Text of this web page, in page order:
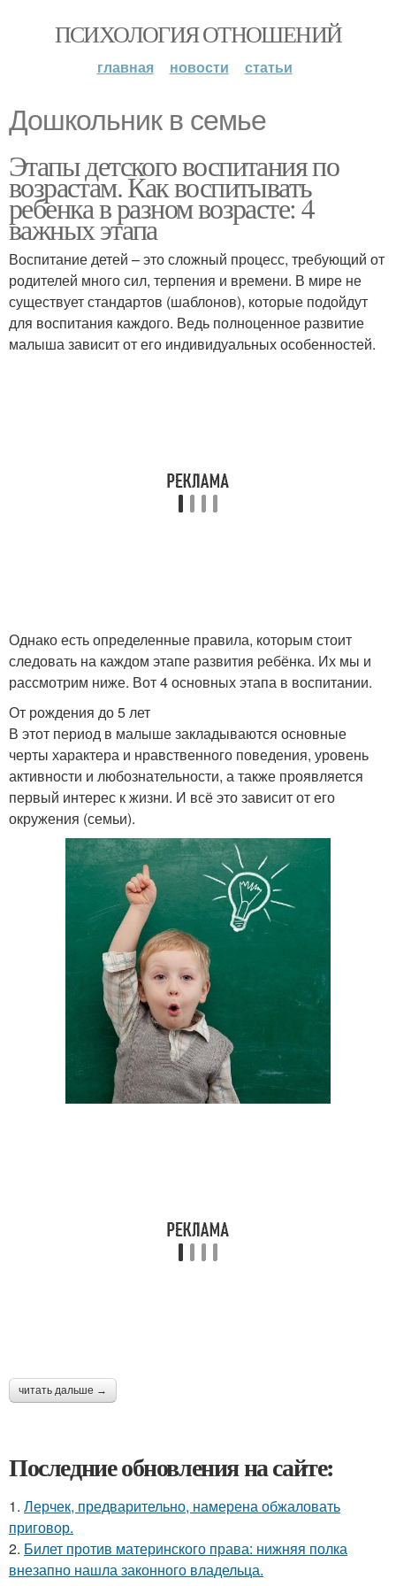
ПСИХОЛОГИЯ ОТНОШЕНИЙ
главная новости статьи
Дошкольник в семье
Этапы детского воспитания по
возрастам. Как воспитывать
ребенка в разном возрасте: 4
важных этапа
Воспитание детей – это сложный процесс, требующий от
родителей много сил, терпения и времени. В мире не
существует стандартов (шаблонов), которые подойдут
для воспитания каждого. Ведь полноценное развитие
малыша зависит от его индивидуальных особенностей.
Однако есть определенные правила, которым стоит
следовать на каждом этапе развития ребёнка. Их мы и
рассмотрим ниже. Вот 4 основных этапа в воспитании.
От рождения до 5 лет
В этот период в малыше закладываются основные
черты характера и нравственного поведения, уровень
активности и любознательности, а также проявляется
первый интерес к жизни. И всё это зависит от его
окружения (семьи).
читать дальше →
Последние обновления на сайте:
1. Лерчек, предварительно, намерена обжаловать
приговор.
2. Билет против материнского права: нижняя полка
внезапно нашла законного владельца.